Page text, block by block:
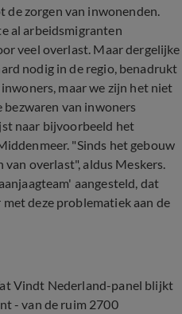
de zorgen van inwonenden.
al arbeidsmigranten
veel overlast. Maar dergelijke
nodig in de regio, benadrukt
maar we zijn het niet
bezwaren van inwoners
naar bijvoorbeeld het
"Sinds het gebouw
overlast", aldus Meskers.
aangesteld, dat
deze problematiek aan de
Vindt Nederland-panel blijkt
- van de ruim 2700